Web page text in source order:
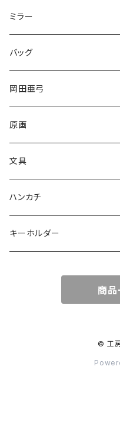
ミラー
バッグ
岡田亜弓
原画
文具
ハンカチ
キーホルダー
商品
© 工